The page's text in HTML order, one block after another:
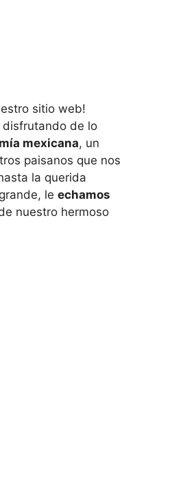
sitio web!
disfrutando de lo
mexicana, un
paisanos que nos
la querida
le echamos
nuestro hermoso